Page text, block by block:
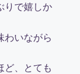
りで嬉しか
わいながら
ど、とても